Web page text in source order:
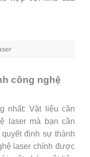
công nghệ
nhất: Vật liệu cần
laser mà bạn cần
định sự thành
laser chính được